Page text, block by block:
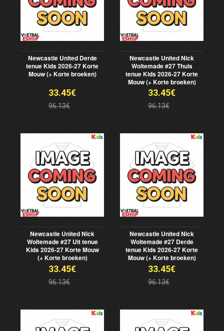
Newcastle United Derde
tenue Kids 2026-27 Korte
Mouw (+ Korte broeken)
33.45€
96.13€
Newcastle United Nick
Woltemade #27 Thuis
tenue Kids 2026-27 Korte
Mouw (+ Korte broeken)
33.45€
96.13€
Newcastle United Nick
Woltemade #27 Uit tenue
Kids 2026-27 Korte Mouw
(+ Korte broeken)
33.45€
96.13€
Newcastle United Nick
Woltemade #27 Derde
tenue Kids 2026-27 Korte
Mouw (+ Korte broeken)
33.45€
96.13€